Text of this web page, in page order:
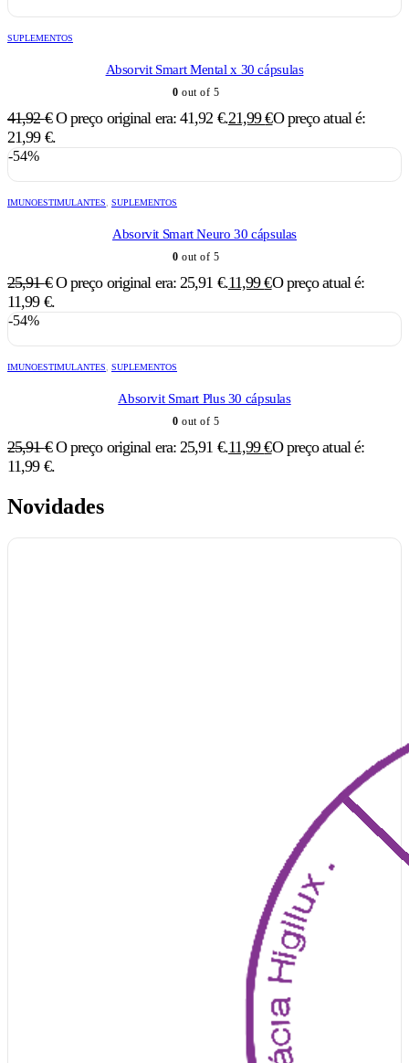
SUPLEMENTOS
Absorvit Smart Mental x 30 cápsulas
0 out of 5
41,92€ O preço original era: 41,92 €.21,99€O preço atual é:
21,99 €.
-54%
IMUNOESTIMULANTES SUPLEMENTOS
Absorvit Smart Neuro 30 cápsulas
0 out of 5
25,91€ O preço original era: 25,91 €.11,99€O preço atual é:
11,99 €.
-54%
IMUNOESTIMULANTES SUPLEMENTOS
Absorvit Smart Plus 30 cápsulas
0 out of 5
25,91€ O preço original era: 25,91 €.11,99€O preço atual é:
11,99 €.
Novidades